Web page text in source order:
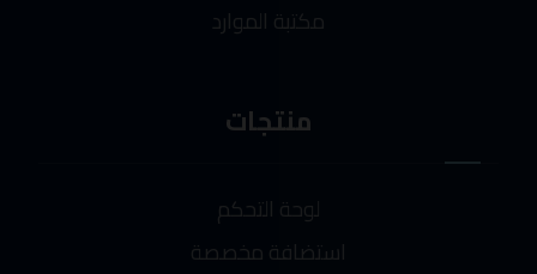
مكتبة الموارد
منتجات
لوحة التحكم
استضافة مخصصة